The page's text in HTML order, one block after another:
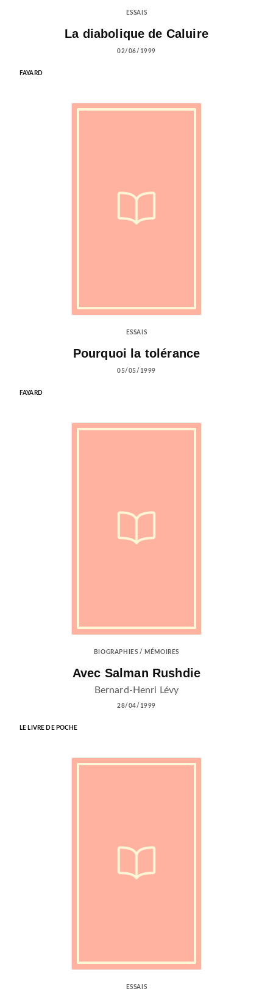
ESSAIS
La diabolique de Caluire
02/06/1999
FAYARD
ESSAIS
Pourquoi la tolérance
05/05/1999
FAYARD
BIOGRAPHIES / MÉMOIRES
Avec Salman Rushdie
Bernard-Henri Lévy
28/04/1999
LE LIVRE DE POCHE
ESSAIS